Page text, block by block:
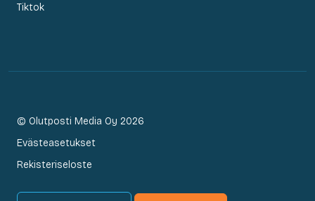
Tiktok
© Olutposti Media Oy 2026
Evästeasetukset
Rekisteriseloste